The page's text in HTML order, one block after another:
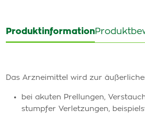
Produktinformation
Das Arzneimittel wird zur
bei akuten Prellungen,
stumpfer Verletzungen,